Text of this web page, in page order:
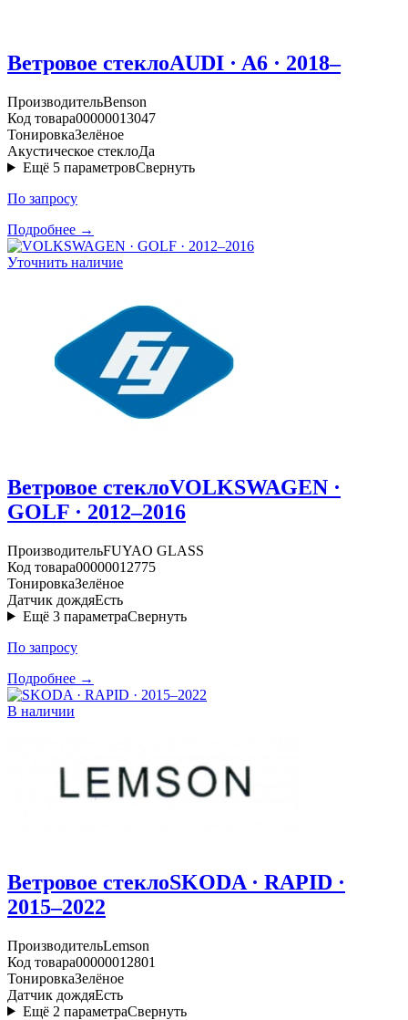
Ветровое стеклоAUDI · A6 · 2018–
ПроизводительBenson
Код товара00000013047
ТонировкаЗелёное
Акустическое стеклоДа
Ещё 5 параметровСвернуть
По запросу
Подробнее →
Уточнить наличие
Ветровое стеклоVOLKSWAGEN ·
GOLF · 2012–2016
ПроизводительFUYAO GLASS
Код товара00000012775
ТонировкаЗелёное
Датчик дождяЕсть
Ещё 3 параметраСвернуть
По запросу
Подробнее →
В наличии
Ветровое стеклоSKODA · RAPID ·
2015–2022
ПроизводительLemson
Код товара00000012801
ТонировкаЗелёное
Датчик дождяЕсть
Ещё 2 параметраСвернуть